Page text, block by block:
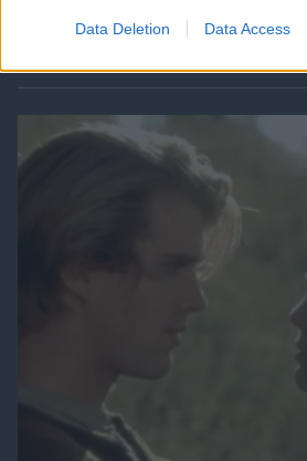
Data Deletion Data Access
Ποιο αυτοκίνητο βενζίνης